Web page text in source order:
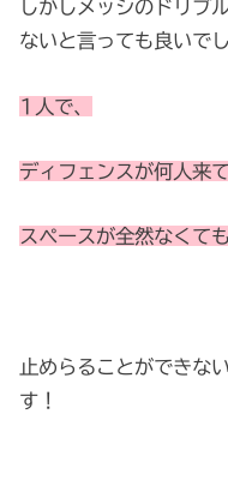
しかしメッシのドリブ
ないと言っても良いで
1人で、
ディフェンスが何人来て
スペースが全然なくても
止めらることができな
す！